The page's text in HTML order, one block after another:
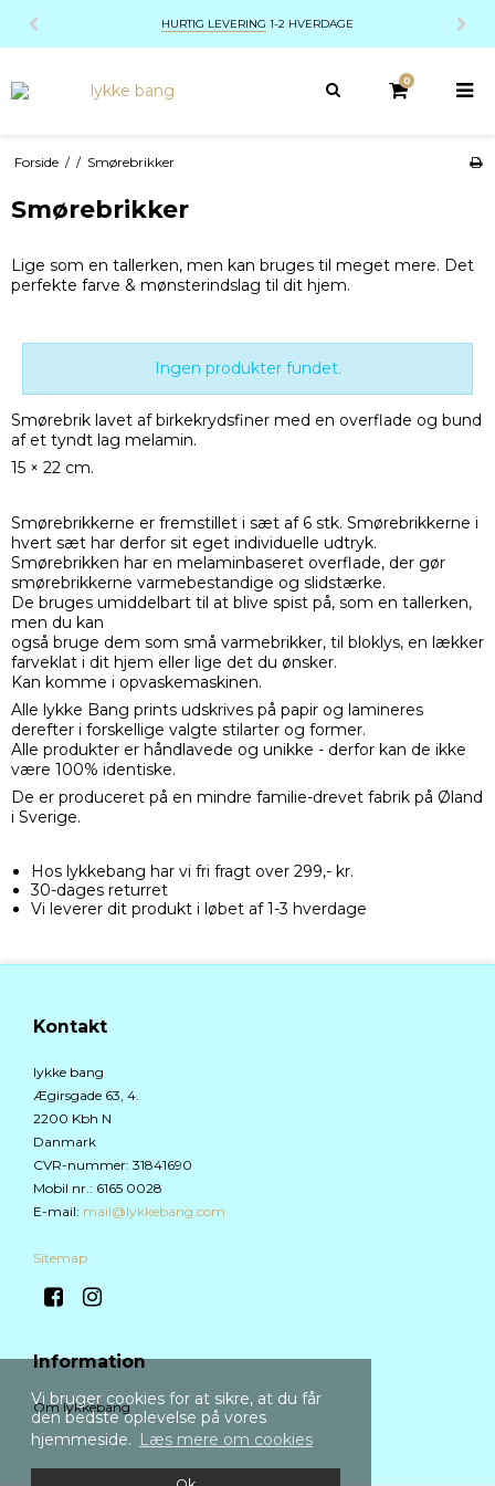
Vi bruger cookies for at sikre, at du får
den bedste oplevelse på vores
hjemmeside. Læs mere om cookies
HURTIG LEVERING 1-2 HVERDAGE
0
Forside / / Smørebrikker
Smørebrikker
Lige som en tallerken, men kan bruges til meget mere. Det
perfekte farve & mønsterindslag til dit hjem.
Ingen produkter fundet.
Smørebrik lavet af birkekrydsfiner med en overflade og bund
af et tyndt lag melamin.
15 × 22 cm.
Smørebrikkerne er fremstillet i sæt af 6 stk. Smørebrikkerne i
hvert sæt har derfor sit eget individuelle udtryk.
Smørebrikken har en melaminbaseret overflade, der gør
smørebrikkerne varmebestandige og slidstærke.
De bruges umiddelbart til at blive spist på, som en tallerken,
men du kan
også bruge dem som små varmebrikker, til bloklys, en lækker
farveklat i dit hjem eller lige det du ønsker.
Kan komme i opvaskemaskinen.
Alle lykke Bang prints udskrives på papir og lamineres
derefter i forskellige valgte stilarter og former.
Alle produkter er håndlavede og unikke - derfor kan de ikke
være 100% identiske.
De er produceret på en mindre familie-drevet fabrik på Øland
i Sverige.
Hos lykkebang har vi fri fragt over 299,- kr.
30-dages returret
Vi leverer dit produkt i løbet af 1-3 hverdage
Kontakt
lykke bang
Ægirsgade 63, 4.
2200 Kbh N
Danmark
CVR-nummer: 31841690
Mobil nr.: 6165 0028
E-mail: mail@lykkebang.com
Sitemap
Information
Om lykkebang